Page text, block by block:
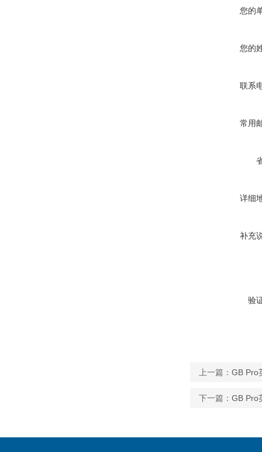
您的
您的
联系
常用
详细
补充
验
上一篇： GB Pro
下一篇： GB Pro